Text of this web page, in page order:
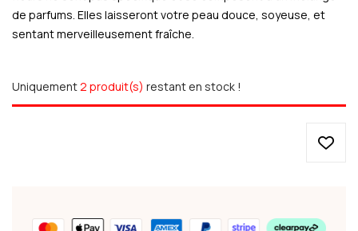
de parfums. Elles laisseront votre peau douce, soyeuse, et
sentant merveilleusement fraîche.
Uniquement 2 produit(s) restant en stock !